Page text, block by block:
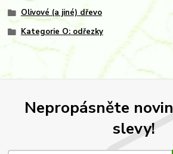
Olivové (a jiné) dřevo
Kategorie O: odřezky
Nepropásněte
slevy!